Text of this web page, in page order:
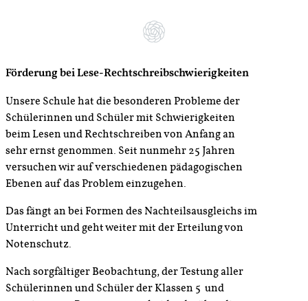
Förderung bei Lese-Rechtschreibschwierigkeiten
Unsere Schule hat die besonderen Probleme der
Schülerinnen und Schüler mit Schwierigkeiten
beim Lesen und Rechtschreiben von Anfang an
sehr ernst genommen. Seit nunmehr 25 Jahren
versuchen wir auf verschiedenen pädagogischen
Ebenen auf das Problem einzugehen.
Das fängt an bei Formen des Nachteilsausgleichs im
Unterricht und geht weiter mit der Erteilung von
Notenschutz.
Nach sorgfältiger Beobachtung, der Testung aller
Schülerinnen und Schüler der Klassen 5 und